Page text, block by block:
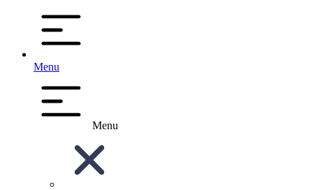
Menu
Menu